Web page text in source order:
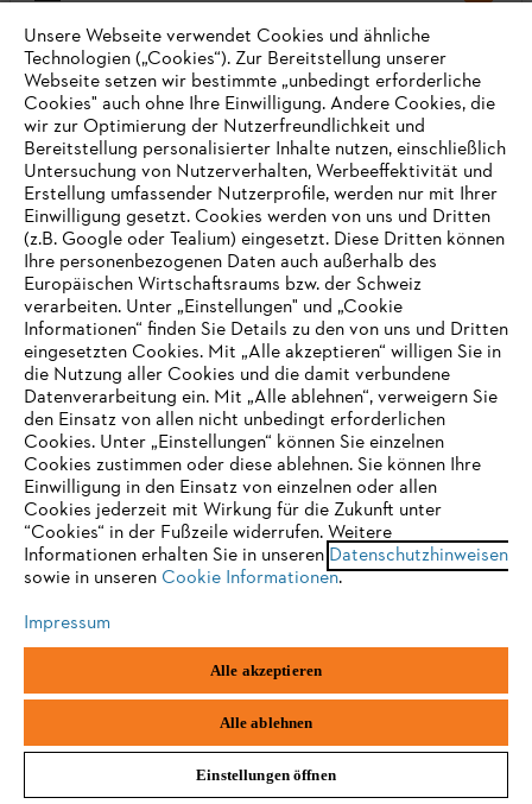
IHR BROWSER WIRD NICHT
UNTERSTÜTZT
Sie nutzen einen Browser, den wir noch nicht unterstützen. Für
eine optimale Nutzung unserer Seite empfehlen wir Ihnen, zu
einem der folgenden Browser zu wechseln:
Firefox Chrome
Unsere Webseite verwendet Cookies und ähnliche
Technologien („Cookies“). Zur Bereitstellung unserer
Webseite setzen wir bestimmte „unbedingt erforderliche
Cookies" auch ohne Ihre Einwilligung. Andere Cookies, die
wir zur Optimierung der Nutzerfreundlichkeit und
Bereitstellung personalisierter Inhalte nutzen, einschließlich
Untersuchung von Nutzerverhalten, Werbeeffektivität und
Erstellung umfassender Nutzerprofile, werden nur mit Ihrer
Einwilligung gesetzt. Cookies werden von uns und Dritten
(z.B. Google oder Tealium) eingesetzt. Diese Dritten können
Ihre personenbezogenen Daten auch außerhalb des
Europäischen Wirtschaftsraums bzw. der Schweiz
verarbeiten. Unter „Einstellungen" und „Cookie
Informationen“ finden Sie Details zu den von uns und Dritten
eingesetzten Cookies. Mit „Alle akzeptieren“ willigen Sie in
die Nutzung aller Cookies und die damit verbundene
Datenverarbeitung ein. Mit „Alle ablehnen“, verweigern Sie
den Einsatz von allen nicht unbedingt erforderlichen
Cookies. Unter „Einstellungen“ können Sie einzelnen
Cookies zustimmen oder diese ablehnen. Sie können Ihre
Einwilligung in den Einsatz von einzelnen oder allen
Cookies jederzeit mit Wirkung für die Zukunft unter
“Cookies“ in der Fußzeile widerrufen. Weitere
Informationen erhalten Sie in unseren Datenschutzhinweisen
sowie in unseren Cookie Informationen.
Impressum
Alle akzeptieren
Alle ablehnen
Einstellungen öffnen